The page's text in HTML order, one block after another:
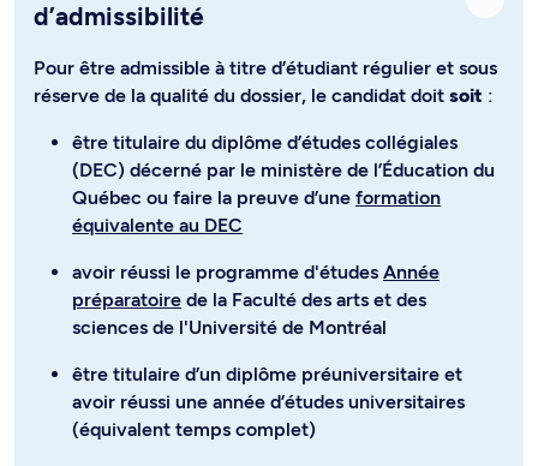
d’admissibilité
Pour être admissible à titre d’étudiant régulier et sous
réserve de la qualité du dossier, le candidat doit soit :
être titulaire du diplôme d’études collégiales
(DEC) décerné par le ministère de l’Éducation du
Québec ou faire la preuve d’une formation
équivalente au DEC
avoir réussi le programme d'études Année
préparatoire de la Faculté des arts et des
sciences de l'Université de Montréal
être titulaire d’un diplôme préuniversitaire et
avoir réussi une année d’études universitaires
(équivalent temps complet)